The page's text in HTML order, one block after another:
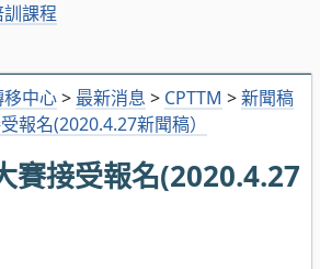
中心> 最新消息 > CPTTM >新聞稿
報名(2020.4.27新聞稿）
賽接受報名(2020.4.27
課程